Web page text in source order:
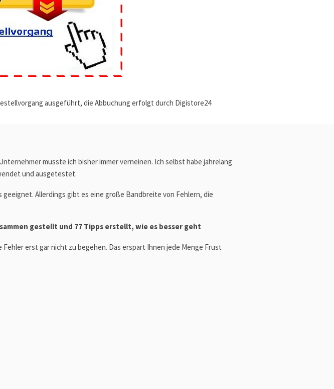
ausgeführt, die Abbuchung erfolgt durch Digistore24
musste ich bisher immer verneinen. Ich selbst habe jahrelang
und ausgetestet.
Allerdings gibt es eine große Bandbreite von Fehlern, die
gestellt und 77 Tipps erstellt, wie es besser geht
erst gar nicht zu begehen. Das erspart Ihnen jede Menge Frust